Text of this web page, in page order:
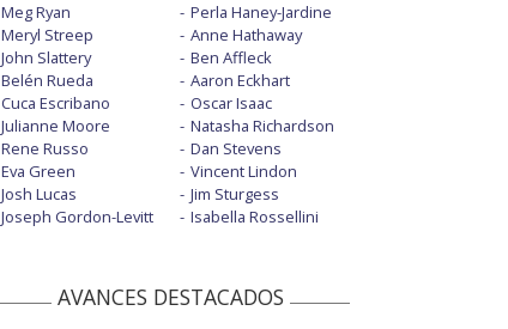
Meg Ryan
Meryl Streep
John Slattery
Belén Rueda
Cuca Escribano
Julianne Moore
Rene Russo
Eva Green
Josh Lucas
Joseph Gordon-Levitt
Perla Haney-Jardine
Anne Hathaway
Ben Affleck
Aaron Eckhart
Oscar Isaac
Natasha Richardson
Dan Stevens
Vincent Lindon
Jim Sturgess
Isabella Rossellini
AVANCES DESTACADOS